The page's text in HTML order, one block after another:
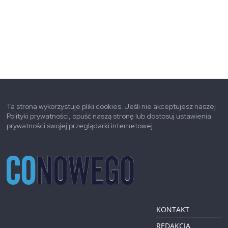
Ta strona wykorzystuje pliki cookies. Jeśli nie akceptujesz naszej
Polityki prywatności, opuść naszą stronę lub dostosuj ustawienia
prywatności swojej przeglądarki internetowej.
KONTAKT
REDAKCJA